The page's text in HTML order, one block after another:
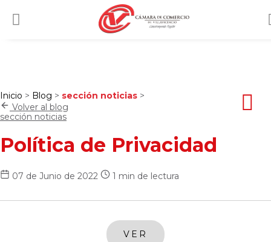
Inicio > Blog > sección noticias >
Volver al blog
sección noticias
Política de Privacidad
07 de Junio de 2022 1 min de lectura
VER